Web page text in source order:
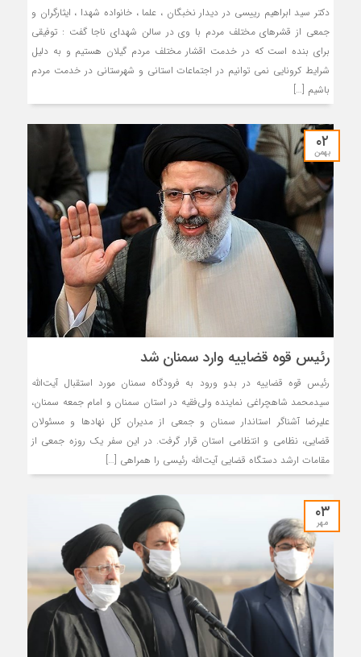
دکتر سید ابراهیم رییسی در دیدار نخبگان ، علما ، خانواده شهدا ، ایثارگران و
جمعی از قشرهای مختلف مردم با وی در سالن شهدای ناجا گفت : توفیقی
برای بنده است که در خدمت اقشار مختلف مردم گیلان هستیم و به دلیل
شرایط کرونایی نمی توانیم در اجتماعات استانی و شهرستانی در خدمت مردم
باشیم […]
۰۲
بهمن
رئیس قوه قضاییه وارد سمنان شد
رئیس قوه قضاییه در بدو ورود به فرودگاه سمنان مورد استقبال آیت‌الله
سیدمحمد شاهچراغی نماینده ولی‌فقیه در استان سمنان و امام جمعه سمنان،
علیرضا آشناگر استاندار سمنان و جمعی از مدیران کل نهادها و مسئولان
قضایی، نظامی و انتظامی استان قرار گرفت. در این سفر یک روزه جمعی از
مقامات ارشد دستگاه قضایی آیت‌الله رئیسی را همراهی […]
۰۳
مهر